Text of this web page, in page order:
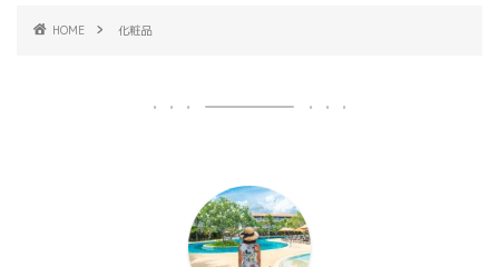
HOME 化粧品